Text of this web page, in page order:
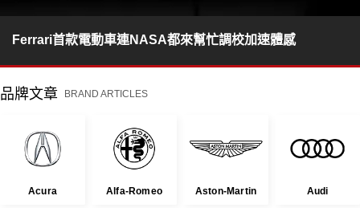
Ferrari首款電動車連NASA都來幫忙調校加速體感
品牌文章 BRAND ARTICLES
Acura Alfa-Romeo Aston-Martin Audi